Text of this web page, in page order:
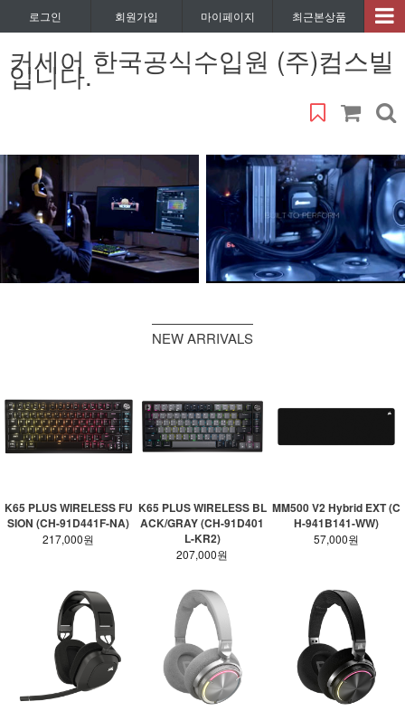
로그인 회원가입 마이페이지 최근본상품
커세어 한국공식수입원 (주)컴스빌
입니다.
NEW ARRIVALS
K65 PLUS WIRELESS FU
SION (CH-91D441F-NA)
217,000원
K65 PLUS WIRELESS BL
ACK/GRAY (CH-91D401
L-KR2)
207,000원
MM500 V2 Hybrid EXT (C
H-941B141-WW)
57,000원